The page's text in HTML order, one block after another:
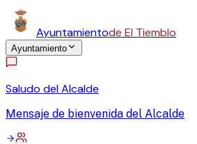
Ayuntamientode El Tiemblo
Ayuntamiento
Saludo del Alcalde
Mensaje de bienvenida del Alcalde